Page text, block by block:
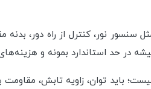
۱۲۰ وات و ۱۵۰ وات، امکاناتی مثل سنسور
حد استاندارد بمونه و
باید توان، زاویه تابش،